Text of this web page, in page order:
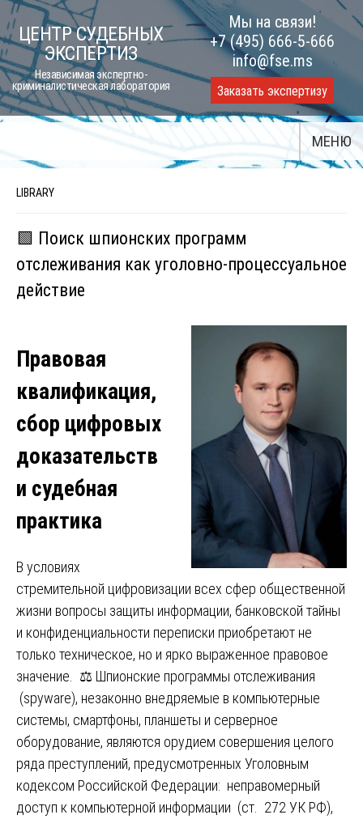
Skip
to
content
ЦЕНТР СУДЕБНЫХ
ЭКСПЕРТИЗ
Независимая экспертно-
криминалистическая лаборатория
Мы на связи!
+7 (495) 666-5-666
info@fse.ms
Заказать экспертизу
МЕНЮ
LIBRARY
🟩 Поиск шпионских программ
отслеживания как уголовно-процессуальное
действие
Правовая
квалификация,
сбор цифровых
доказательств
и судебная
практика
В условиях
стремительной цифровизации всех сфер общественной
жизни вопросы защиты информации, банковской тайны
и конфиденциальности переписки приобретают не
только техническое, но и ярко выраженное правовое
значение. ⚖️ Шпионские программы отслеживания
(spyware), незаконно внедряемые в компьютерные
системы, смартфоны, планшеты и серверное
оборудование, являются орудием совершения целого
ряда преступлений, предусмотренных Уголовным
кодексом Российской Федерации: неправомерный
доступ к компьютерной информации (ст. 272 УК РФ),